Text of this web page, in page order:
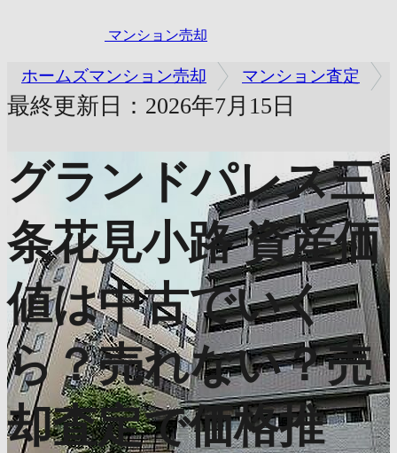
マンション売却
ホームズマンション売却 マンション査定
最終更新日：2026年7月15日
グランドパレス三
条花見小路 資産価
値は中古でいく
ら？売れない？売
却査定で価格推